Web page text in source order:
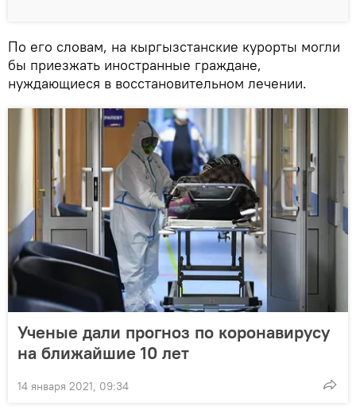
По его словам, на кыргызстанские курорты могли
бы приезжать иностранные граждане,
нуждающиеся в восстановительном лечении.
Ученые дали прогноз по коронавирусу
на ближайшие 10 лет
14 января 2021, 09:34